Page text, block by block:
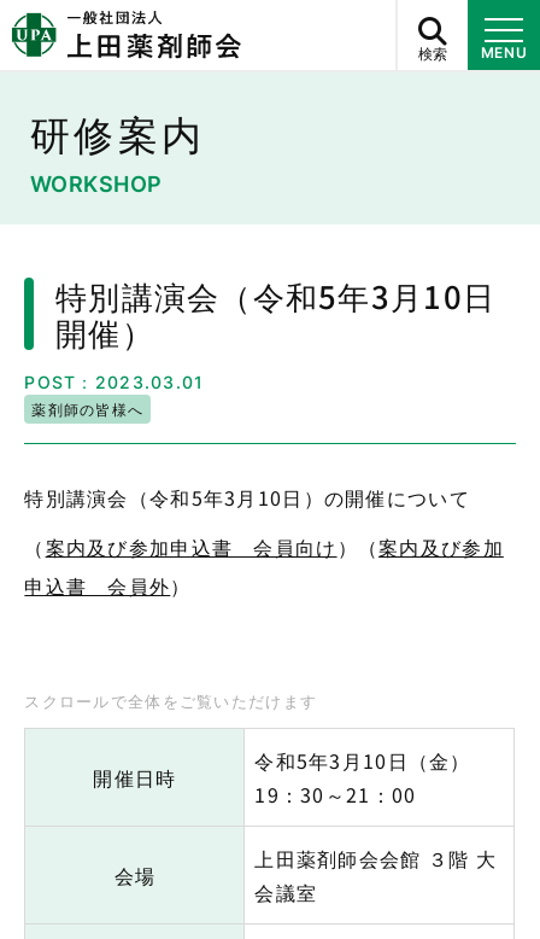
検索 MENU
研修案内
WORKSHOP
特別講演会（令和5年3月10日
開催）
POST：2023.03.01
薬剤師の皆様へ
特別講演会（令和5年3月10日）の開催について
（案内及び参加申込書 会員向け ）（案内及び参加
申込書 会員外）
開催日時
令和5年3月10日（金）
19：30～21：00
会場
上田薬剤師会会館 ３階 大
会議室